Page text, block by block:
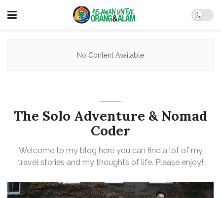
No Content Available
The Solo Adventure & Nomad
Coder
Welcome to my blog here you can find a lot of my
travel stories and my thoughts of life. Please enjoy!